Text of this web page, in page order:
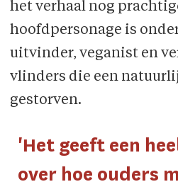
het verhaal nog
hoofdpersonage is
uitvinder, veganist en
vlinders die een
gestorven.
'Het geeft een
over hoe ouders